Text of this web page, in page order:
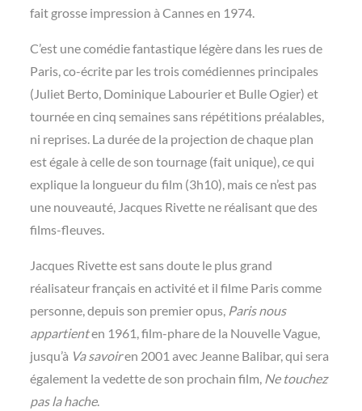
fait grosse impression à Cannes en 1974.
C’est une comédie fantastique légère dans les rues de
Paris, co-écrite par les trois comédiennes principales
(Juliet Berto, Dominique Labourier et Bulle Ogier) et
tournée en cinq semaines sans répétitions préalables,
ni reprises. La durée de la projection de chaque plan
est égale à celle de son tournage (fait unique), ce qui
explique la longueur du film (3h10), mais ce n’est pas
une nouveauté, Jacques Rivette ne réalisant que des
films-fleuves.
Jacques Rivette est sans doute le plus grand
réalisateur français en activité et il filme Paris comme
personne, depuis son premier opus, Paris nous
appartienten 1961, film-phare de la Nouvelle Vague,
jusqu’à Va savoiren 2001 avec Jeanne Balibar, qui sera
également la vedette de son prochain film, Ne touchez
pas la hache.